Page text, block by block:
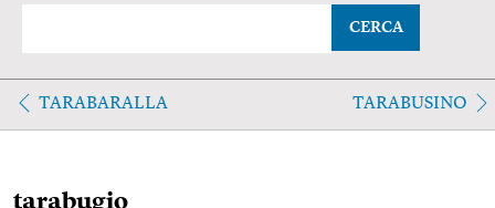
CERCA
TARABARALLA TARABUSINO
tarabugio